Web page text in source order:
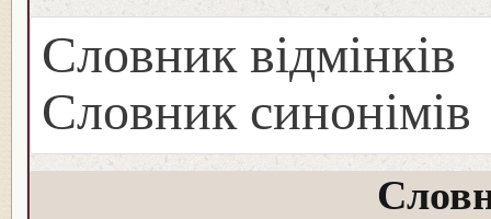
Словник відмінків
Словник синонімів